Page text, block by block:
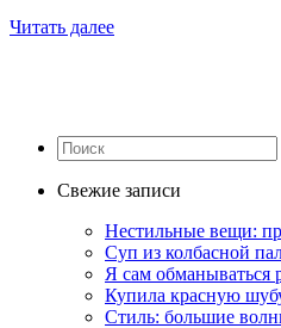
Читать далее
Свежие записи
Нестильные вещи:
Суп из колбасной
Я сам обманываться
Купила красную
Стиль: большие